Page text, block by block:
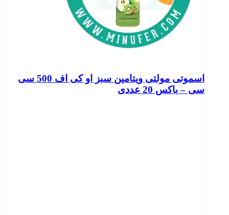
اسموتی مولتی ویتامین سبز او کی اف 500 سی
سی – باکس 20 عددی